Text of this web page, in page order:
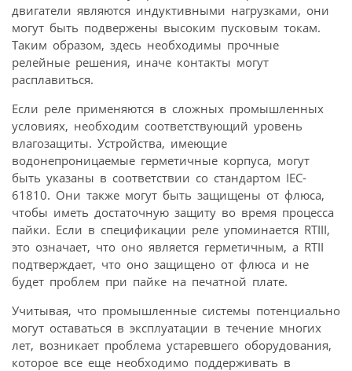
двигатели являются индуктивными нагрузками, они
могут быть подвержены высоким пусковым токам.
Таким образом, здесь необходимы прочные
релейные решения, иначе контакты могут
расплавиться.
Если реле применяются в сложных промышленных
условиях, необходим соответствующий уровень
влагозащиты. Устройства, имеющие
водонепроницаемые герметичные корпуса, могут
быть указаны в соответствии со стандартом IEC-
61810. Они также могут быть защищены от флюса,
чтобы иметь достаточную защиту во время процесса
пайки. Если в спецификации реле упоминается RTIII,
это означает, что оно является герметичным, а RTII
подтверждает, что оно защищено от флюса и не
будет проблем при пайке на печатной плате.
Учитывая, что промышленные системы потенциально
могут оставаться в эксплуатации в течение многих
лет, возникает проблема устаревшего оборудования,
которое все еще необходимо поддерживать в